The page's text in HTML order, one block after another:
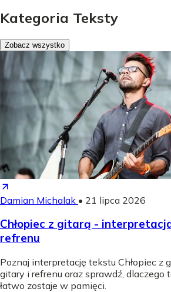
Kategoria Teksty
Zobacz wszystko
Damian Michalak • 21 lipca 2026
Chłopiec z gitarą -
refrenu
Poznaj interpretację tekstu Chłopiec z
gitary i refrenu oraz sprawdź, dlaczego
łatwo zostaje w pamięci.